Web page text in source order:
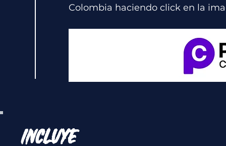
Colombia haciendo click en la
INCLUYE